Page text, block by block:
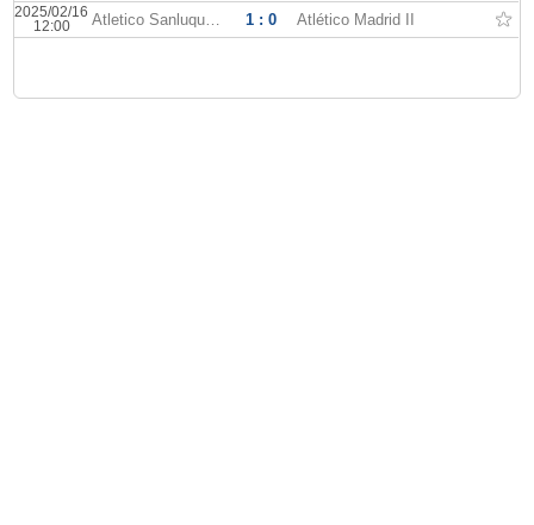
2025/02/16
12:00
Atletico Sanluqueno 1 : 0 Atlético Madrid II